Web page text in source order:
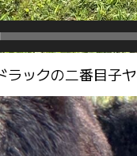
ラックの二番目子